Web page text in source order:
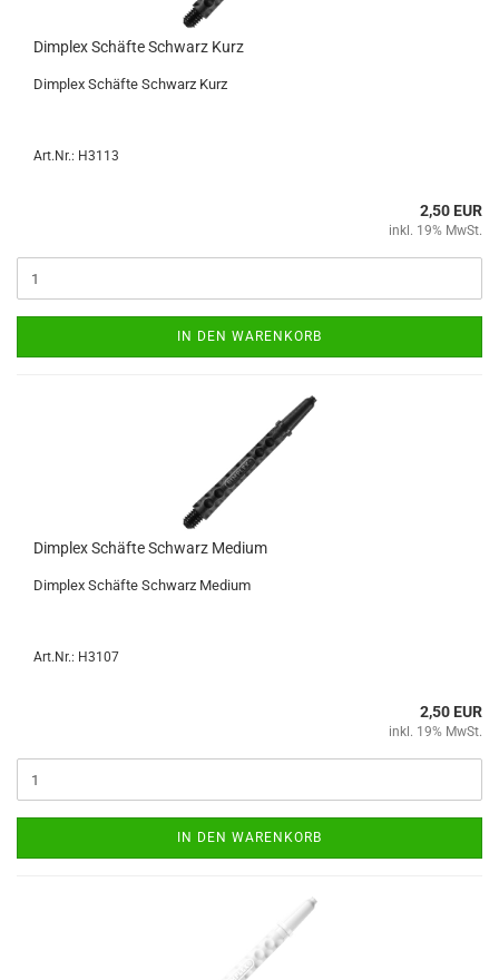
Dim­plex Schäf­te Schwarz Kurz
Dim­plex Schäf­te Schwarz Kurz
Art.Nr.: H3113
2,50 EUR
inkl. 19% MwSt.
IN DEN WARENKORB
Dim­plex Schäf­te Schwarz Me­di­um
Dim­plex Schäf­te Schwarz Me­di­um
Art.Nr.: H3107
2,50 EUR
inkl. 19% MwSt.
IN DEN WARENKORB